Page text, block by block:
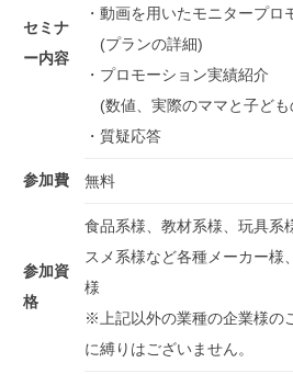
セミナ
ー内容
・動画を用いたモニタープロ
(プランの詳細)
・プロモーション実績紹介
(数値、実際のママと子ども
・質疑応答
参加費 無料
参加資
格
食品系様、教材系様、玩具系
スメ系様など各種メーカー様
様
※上記以外の業種の企業様の
に縛りはございません。